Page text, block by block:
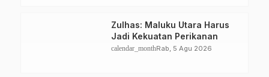
Zulhas: Maluku Utara Harus
Jadi Kekuatan Perikanan
calendar_monthRab, 5 Agu 2026